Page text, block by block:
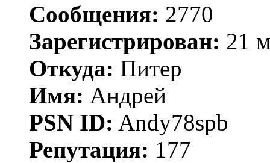
Сообщения: 2770
Зарегистрирован: 21
Откуда: Питер
Имя: Андрей
PSN ID: Andy78spb
Репутация: 177